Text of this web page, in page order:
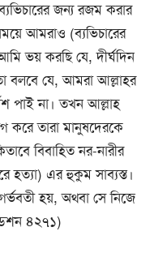
ব্যভিচারের জন্য রজম করার
আমরাও (ব্যভিচারের
ভয় করছি যে, দীর্ঘদিন
বলবে যে, আমরা আল্লাহর
পাই না। তখন আল্লাহ
করে তারা মানুষদেরকে
বিবাহিত নর-নারীর
গর্ভবতী হয়, অথবা সে নিজে
৪২৭১)